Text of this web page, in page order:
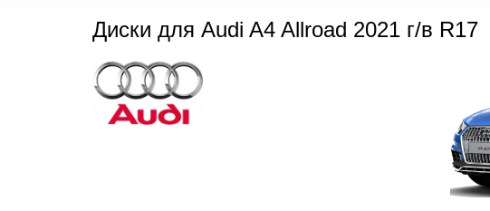
Диски для Audi A4 Allroad 2021 г/в R17